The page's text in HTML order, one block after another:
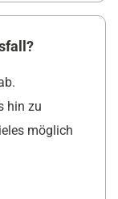
hin zu
möglich